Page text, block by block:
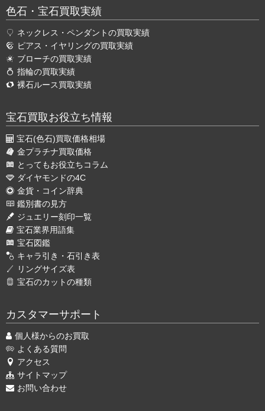
色石・宝石買取実績
ネックレス・ペンダントの買取実績
ピアス・イヤリングの買取実績
ブローチの買取実績
指輪の買取実績
裸石ルース買取実績
宝石買取お役立ち情報
宝石(色石)買取価格相場
金プラチナ買取価格
とってもお役立ちコラム
ダイヤモンドの4C
金貨・コイン辞典
鑑別書の見方
ジュエリー刻印一覧
宝石業界用語集
宝石図鑑
キャラ引き・石引き表
リングサイズ表
宝石のカットの種類
カスタマーサポート
個人様からのお買取
よくある質問
アクセス
サイトマップ
お問い合わせ